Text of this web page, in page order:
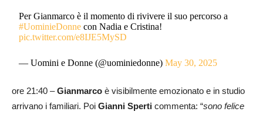
Per Gianmarco è il momento di rivivere il suo percorso a
#UominieDonne con Nadia e Cristina!
pic.twitter.com/e8IJE5MySD
— Uomini e Donne (@uominiedonne)May 30, 2025
ore 21:40 –Gianmarco è visibilmente emozionato e in studio
arrivano i familiari. Poi Gianni Sperti commenta: “sono felice